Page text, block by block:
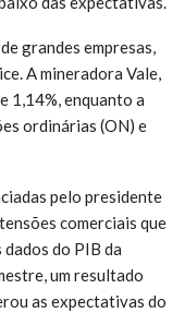
grandes empresas,
A mineradora Vale,
1,14%, enquanto a
ordinárias (ON) e
pelo presidente
comerciais que
do PIB da
um resultado
as expectativas do